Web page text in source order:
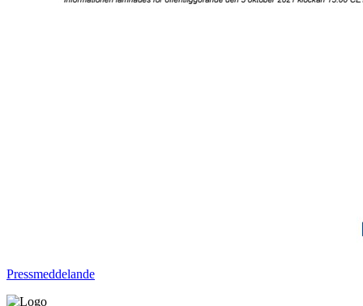
Pressmeddelande